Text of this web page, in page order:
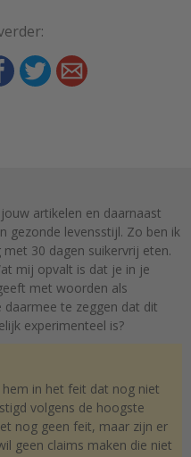
artikelen en daarnaast
gezonde levensstijl. Zo ben ik
30 dagen suikervrij eten.
mij opvalt is dat je in je
met woorden als
daarmee te zeggen dat dit
experimenteel is?
hem in het feit dat nog niet
volgens de hoogste
nog geen feit, maar zijn er
geen claims maken die niet